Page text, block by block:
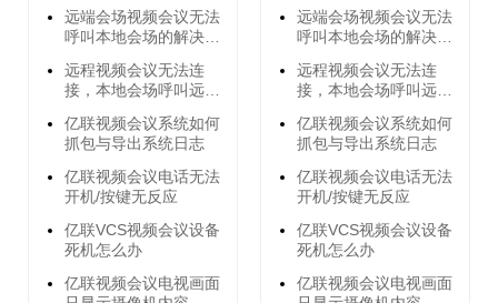
远端会场视频会议无法
呼叫本地会场的解决方
远程视频会议无法连
接，本地会场呼叫远端
亿联视频会议系统如何
抓包与导出系统日志
亿联视频会议电话无法
开机/按键无反应
亿联VCS视频会议设备
死机怎么办
亿联视频会议电视画面
远端会场视频会议无法
呼叫本地会场的解决方
远程视频会议无法连
接，本地会场呼叫远端
亿联视频会议系统如何
抓包与导出系统日志
亿联视频会议电话无法
开机/按键无反应
亿联VCS视频会议设备
死机怎么办
亿联视频会议电视画面